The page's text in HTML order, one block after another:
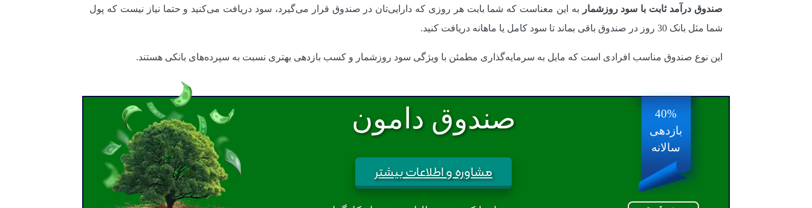
صندوق درآمد ثابت با سود روزشمار
به این معناست که شما بابت هر روزی که دارایی‌تان در صندوق قرار می‌گیرد، سود دریافت می‌کنید و حتما نیاز نیست که پول
شما مثل بانک 30 روز در صندوق باقی بماند تا سود کامل یا ماهانه دریافت کنید.
این نوع صندوق‌ مناسب افرادی است که مایل به سرمایه‌گذاری مطمئن با ویژگی سود روزشمار و کسب بازدهی بهتری نسبت به سپرده‌های بانکی هستند.
40%
بازدهی
سالانه
صندوق دامون
مشاوره و اطلاعات بیشتر